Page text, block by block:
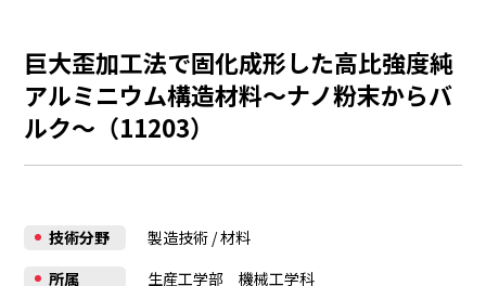
巨大歪加工法で固化成形した高比強度純
アルミニウム構造材料～ナノ粉末からバ
ルク～（11203）
技術分野 製造技術/材料
所属
生産工学部 機械工学科